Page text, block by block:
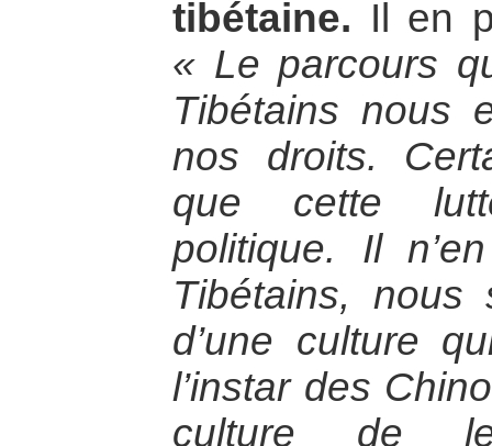
tibétaine. Il en
« Le parcours
Tibétains nous
nos droits.
que cette
politique. Il
Tibétains, nous
d’une culture
l’instar des
culture de